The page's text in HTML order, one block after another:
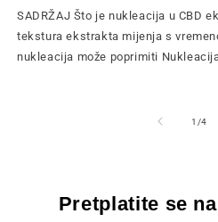
SADRŽAJ Što je nukleacija u CBD
tekstura ekstrakta mijenja s
nukleacija može poprimiti
1 /od
4
Pretplatite se